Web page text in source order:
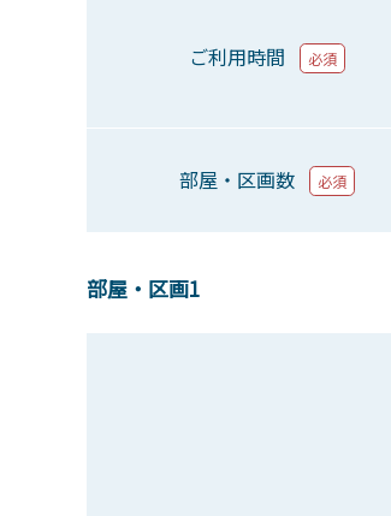
ご利用時間 必須
部屋・区画数 必須
部屋・区画1